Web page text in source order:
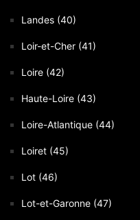
Landes (40)
Loir-et-Cher (41)
Loire (42)
Haute-Loire (43)
Loire-Atlantique (44)
Loiret (45)
Lot (46)
Lot-et-Garonne (47)